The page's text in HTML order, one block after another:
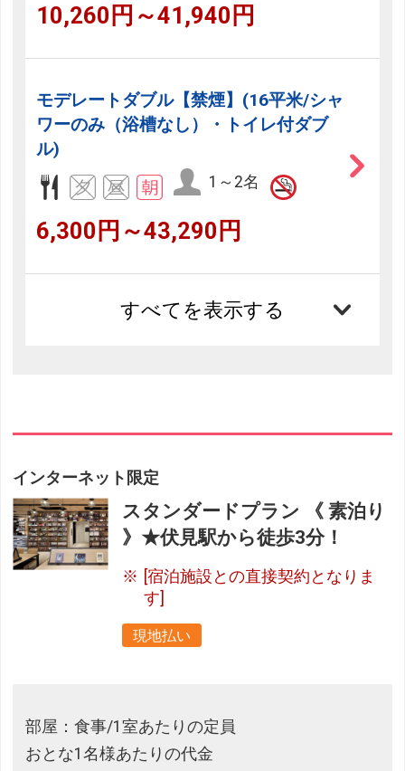
10,260円～41,940円
モデレートダブル【禁煙】(16平米/シャ
ワーのみ（浴槽なし）・トイレ付ダブ
ル)
1～2名
6,300円～43,290円
すべてを表示する
インターネット限定
スタンダードプラン 《 素泊り
》★伏見駅から徒歩3分！
[宿泊施設との直接契約となりま
す]
現地払い
部屋：食事/1室あたりの定員
おとな1名様あたりの代金